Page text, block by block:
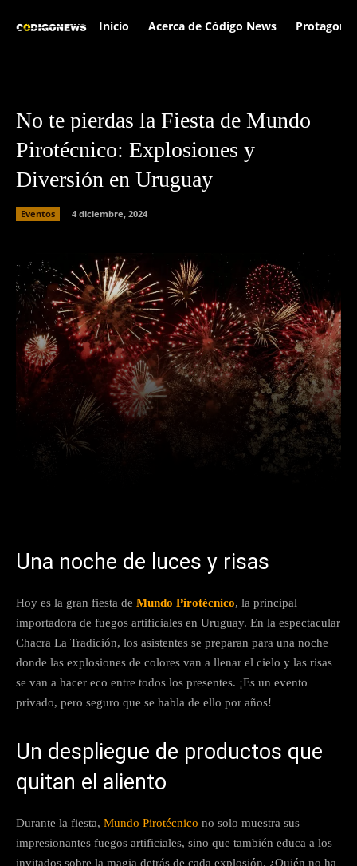
Inicio Acerca de Código News
No te pierdas la Fiesta de Mundo
Pirotécnico: Explosiones y
Diversión en Uruguay
Eventos 4 diciembre, 2024
Una noche de luces y risas
Hoy es la gran fiesta de Mundo Pirotécnico, la principal
importadora de fuegos artificiales en Uruguay. En la espectacular
Chacra La Tradición, los asistentes se preparan para una noche
donde las explosiones de colores van a llenar el cielo y las risas
se van a hacer eco entre todos los presentes. ¡Es un evento
privado, pero seguro que se habla de ello por años!
Un despliegue de productos que
quitan el aliento
Durante la fiesta, Mundo Pirotécnico no solo muestra sus
impresionantes fuegos artificiales, sino que también educa a los
invitados sobre la magia detrás de cada explosión. ¿Quién no ha